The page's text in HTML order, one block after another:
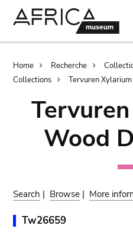
Home Recherche
Collections
Tervuren
Wood
Search | Browse | More
Tw26659